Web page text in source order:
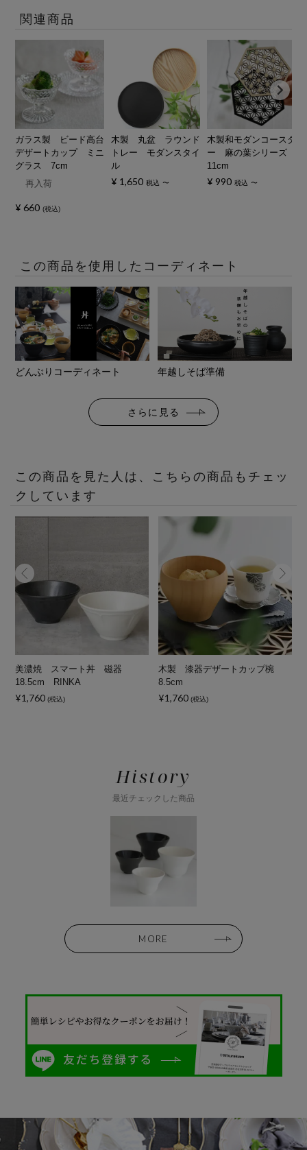
関連商品
ガラス製 ビード高台
デザートカップ ミニ
グラス 7cm
再入荷
¥ 660 税込
木製 丸盆 ラウンド
トレー モダンスタイ
ル
¥ 1,650 税込 〜
木製和モダンコースタ
ー 麻の葉シリーズ
11cm
¥ 990 税込 〜
この商品を使用したコーディネート
どんぶりコーディネート 年越しそば準備
さらに見る
この商品を見た人は、こちらの商品もチェッ
クしています
美濃焼 スマート丼 磁器
18.5cm RINKA
¥1,760 (税込)
木製 漆器デザートカップ椀
8.5cm
¥1,760 (税込)
History
最近チェックした商品
MORE